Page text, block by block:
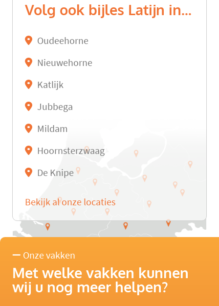
Volg ook bijles Latijn in...
Oudeehorne
Nieuwehorne
Katlijk
Jubbega
Mildam
Hoornsterzwaag
De Knipe
Bekijk al onze locaties
Onze vakken
Met welke vakken kunnen
wij u nog meer helpen?